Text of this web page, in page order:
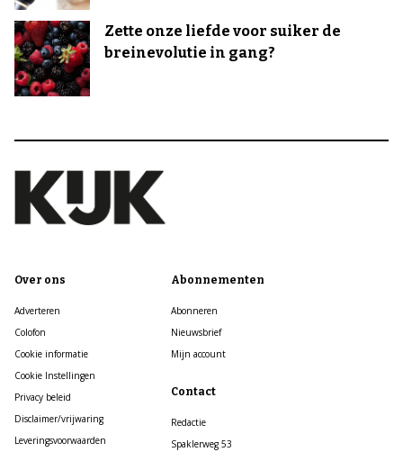
Zette onze liefde voor suiker de
breinevolutie in gang?
Over ons
Adverteren
Colofon
Cookie informatie
Cookie Instellingen
Privacy beleid
Disclaimer/vrijwaring
Leveringsvoorwaarden
Abonnementen
Abonneren
Nieuwsbrief
Mijn account
Contact
Redactie
Spaklerweg 53